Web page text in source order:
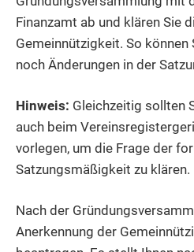
Finanzamt ab und klären Sie
Gemeinnützigkeit. So können
noch Änderungen in der
Hinweis: Gleichzeitig sollten
auch beim
vorlegen, um die Frage der
Satzungsmäßigkeit zu klären.
Nach der
Anerkennung der